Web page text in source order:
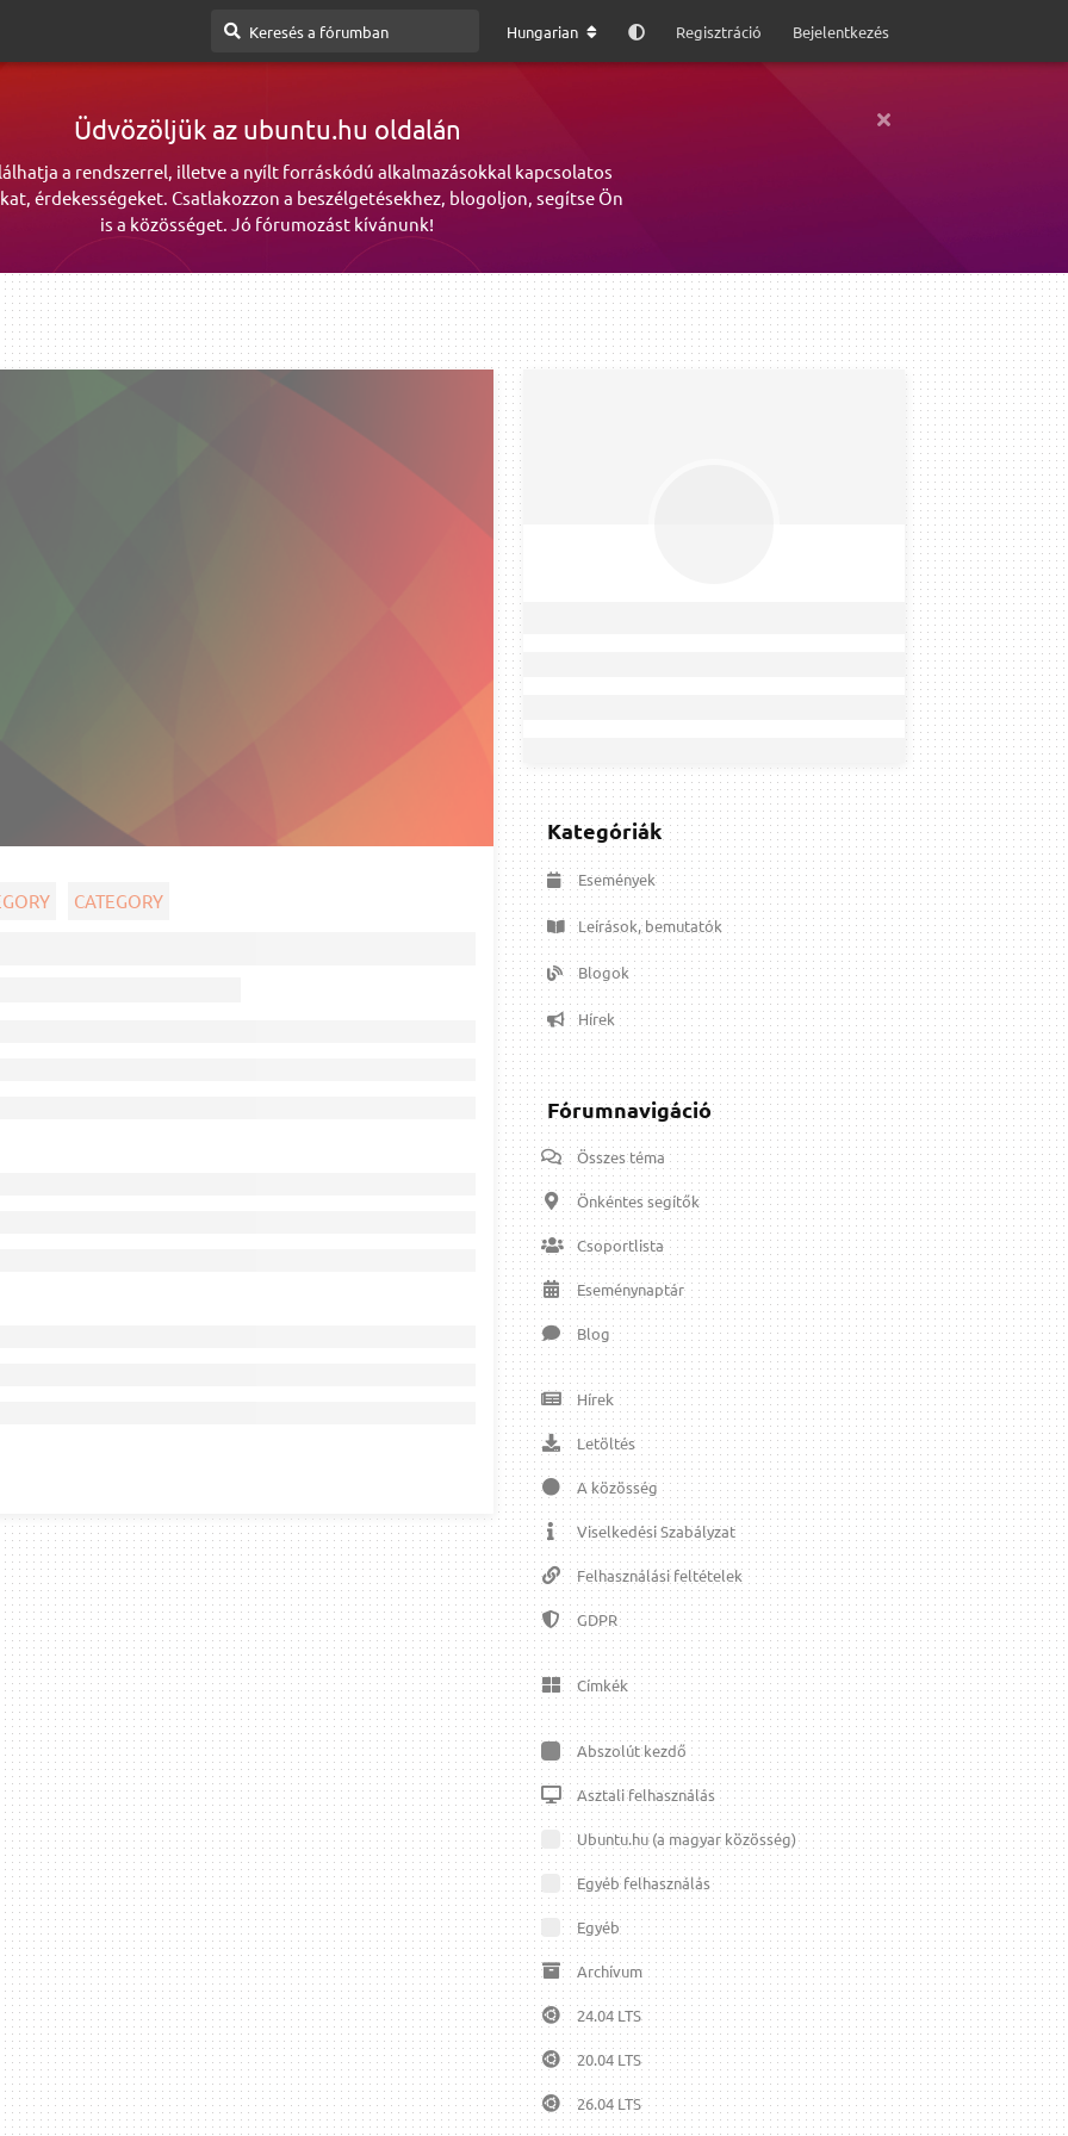
Hungarian Regisztráció Bejelentkezés
Üdvözöljük az ubuntu.hu oldalán
a rendszerrel, illetve a nyílt forráskódú alkalmazásokkal kapcsolatos
érdekességeket. Csatlakozzon a beszélgetésekhez, blogoljon, segítse Ön
is a közösséget. Jó fórumozást kívánunk!
CATEGORY
Kategóriák
Események
Leírások, bemutatók
Blogok
Hírek
Fórumnavigáció
Összes téma
Önkéntes segítők
Csoportlista
Eseménynaptár
Blog
Hírek
Letöltés
A közösség
Viselkedési Szabályzat
Felhasználási feltételek
GDPR
Címkék
Abszolút kezdő
Asztali felhasználás
Ubuntu.hu (a magyar közösség)
Egyéb felhasználás
Egyéb
Archívum
24.04 LTS
20.04 LTS
26.04 LTS